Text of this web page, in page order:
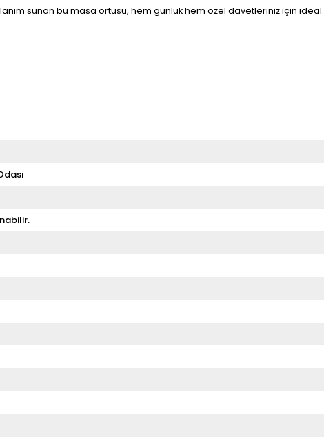
sunan bu masa örtüsü, hem günlük hem özel davetleriniz için ideal.